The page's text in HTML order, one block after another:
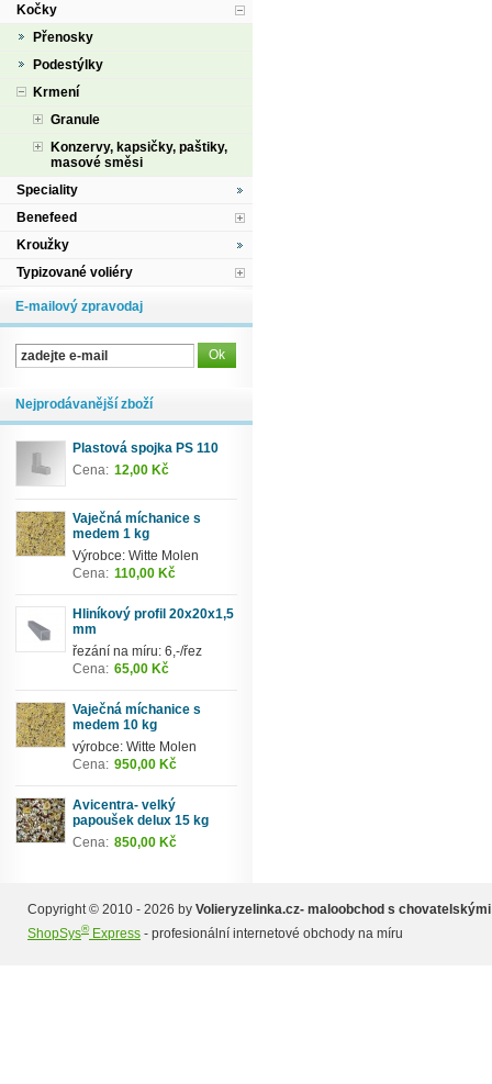
Kočky
Přenosky
Podestýlky
Krmení
Granule
Konzervy, kapsičky, paštiky,
masové směsi
Speciality
Benefeed
Kroužky
Typizované voliéry
E-mailový zpravodaj
Nejprodávanější zboží
Plastová spojka PS 110
Cena: 12,00 Kč
Vaječná míchanice s
medem 1 kg
Výrobce: Witte Molen
Cena: 110,00 Kč
Hliníkový profil 20x20x1,5
mm
řezání na míru: 6,-/řez
Cena: 65,00 Kč
Vaječná míchanice s
medem 10 kg
výrobce: Witte Molen
Cena: 950,00 Kč
Avicentra- velký
papoušek delux 15 kg
Cena: 850,00 Kč
Copyright © 2010 - 2026 by Volieryzelinka.cz- maloobchod s
ShopSys®Express - profesionální internetové obchody na míru